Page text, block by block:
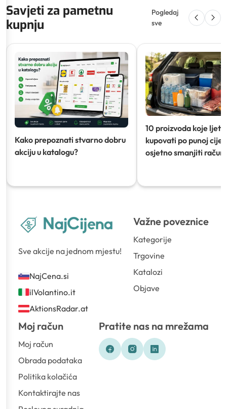
Savjeti za pametnu
kupnju
Pogledaj
sve
Kako prepoznati stvarno dobru
akciju u katalogu?
10 proizvoda koje ljeti
kupovati po punoj
osjetno smanjiti račun)
Sve akcije na jednom mjestu!
NajCena.si
ilVolantino.it
AktionsRadar.at
Važne poveznice
Kategorije
Trgovine
Katalozi
Objave
Moj račun
Moj račun
Obrada podataka
Politika kolačića
Kontaktirajte nas
Pratite nas na mrežama